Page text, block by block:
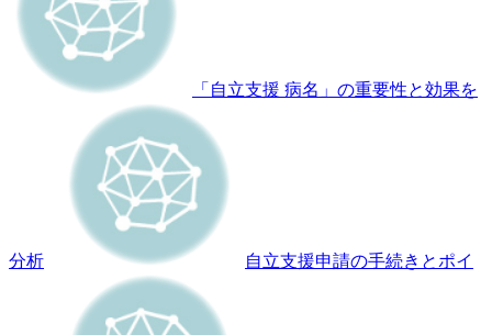
「自立支援 病名」の重要性と効果を
分析 自立支援申請の手続きとポイ